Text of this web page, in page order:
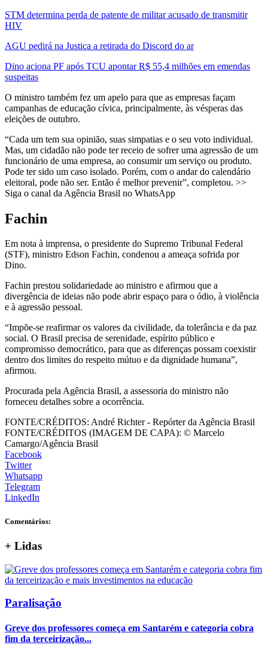
STM determina perda de patente de militar acusado de transmitir
HIV
AGU pedirá na Justiça a retirada do Discord do ar
Dino aciona PF após TCU apontar R$ 55,4 milhões em emendas
suspeitas
O ministro também fez um apelo para que as empresas façam
campanhas de educação cívica, principalmente, às vésperas das
eleições de outubro.
“Cada um tem sua opinião, suas simpatias e o seu voto individual.
Mas, um cidadão não pode ter receio de sofrer uma agressão de um
funcionário de uma empresa, ao consumir um serviço ou produto.
Pode ter sido um caso isolado. Porém, com o andar do calendário
eleitoral, pode não ser. Então é melhor prevenir”, completou. >>
Siga o canal da Agência Brasil no WhatsApp
Fachin
Em nota à imprensa, o presidente do Supremo Tribunal Federal
(STF), ministro Edson Fachin, condenou a ameaça sofrida por
Dino.
Fachin prestou solidariedade ao ministro e afirmou que a
divergência de ideias não pode abrir espaço para o ódio, à violência
e à agressão pessoal.
“Impõe-se reafirmar os valores da civilidade, da tolerância e da paz
social. O Brasil precisa de serenidade, espírito público e
compromisso democrático, para que as diferenças possam coexistir
dentro dos limites do respeito mútuo e da dignidade humana”,
afirmou.
Procurada pela Agência Brasil, a assessoria do ministro não
forneceu detalhes sobre a ocorrência.
FONTE/CRÉDITOS: André Richter - Repórter da Agência Brasil
FONTE/CRÉDITOS (IMAGEM DE CAPA): © Marcelo
Camargo/Agência Brasil
Facebook
Twitter
Whatsapp
Telegram
LinkedIn
Comentários:
+ Lidas
Paralisação
Greve dos professores começa em Santarém e categoria cobra
fim da terceirização...